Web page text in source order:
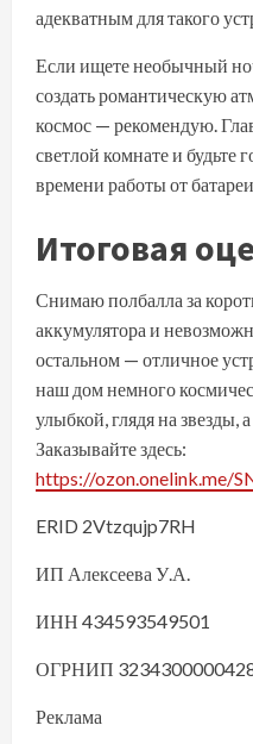
адекватным для такого
Если ищете необычный
создать романтическую
космос — рекомендую.
светлой комнате и будьте
времени работы от
Итоговая
Снимаю полбалла за
аккумулятора и
остальном — отличное
наш дом немного
улыбкой, глядя на звезды,
Заказывайте здесь:
https://ozon.onelink.me/
ERID 2Vtzqujp7RH
ИП Алексеева У.А.
ИНН 434593549501
ОГРНИП
Реклама